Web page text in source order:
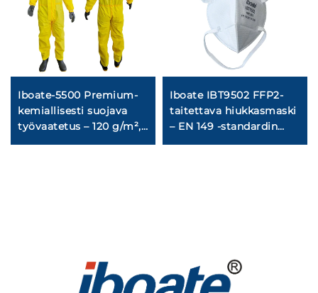
Iboate-5500 Premium-
kemiallisesti suojava
työvaatetus – 120 g/m²,
Iboate IBT9502 FFP2-
taitettava hiukkasmaski
– EN 149 -standardin